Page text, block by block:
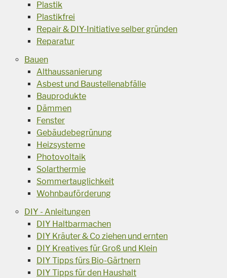
Plastik
Plastikfrei
Repair & DIY-Initiative selber gründen
Reparatur
Bauen
Althaussanierung
Asbest und Baustellenabfälle
Bauprodukte
Dämmen
Fenster
Gebäudebegrünung
Heizsysteme
Photovoltaik
Solarthermie
Sommertauglichkeit
Wohnbauförderung
DIY - Anleitungen
DIY Haltbarmachen
DIY Kräuter & Co ziehen und ernten
DIY Kreatives für Groß und Klein
DIY Tipps fürs Bio-Gärtnern
DIY Tipps für den Haushalt